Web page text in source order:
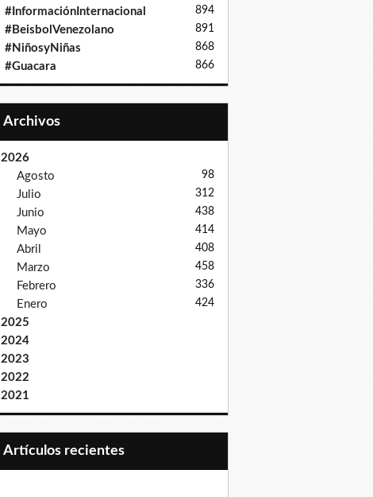
#InformaciónInternacional 894
#BeisbolVenezolano 891
#NiñosyNiñas 868
#Guacara 866
Archivos
2026
Agosto
98
Julio 312
Junio 438
Mayo 414
Abril 408
Marzo 458
Febrero 336
Enero 424
2025
2024
2023
2022
2021
Artículos recientes